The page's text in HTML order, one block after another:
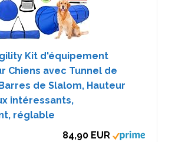
Kit d'équipement
Chiens avec Tunnel de
de Slalom, Hauteur
intéressants,
réglable
84,90 EUR